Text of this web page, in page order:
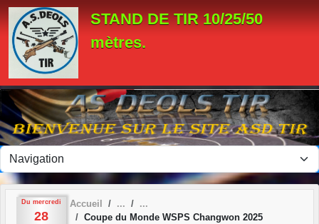
STAND DE TIR 10/25/50
mètres.
Du mercredi
28
Accueil
Coupe du Monde WSPS Changwon 2025
Panneau de gestion des cookies